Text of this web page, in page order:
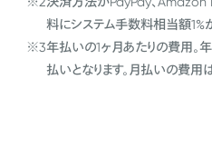
料にシステム手数料相当額1%
※3年払いの1ヶ月あたりの費用。
払いとなります。月払いの費用